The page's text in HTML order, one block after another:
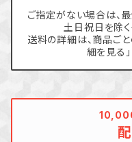
ご指定がない場合は、
土日祝日を除
送料の詳細は、商品ごと
細を見る